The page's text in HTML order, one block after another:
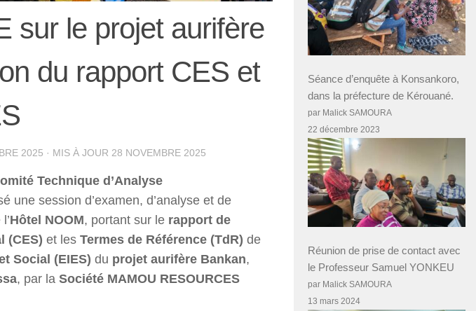
sur le projet aurifère
du rapport CES et
2025 · MIS À JOUR 28 NOVEMBRE 2025
Technique d’Analyse
une session d’examen, d’analyse et de
Hôtel NOOM, portant sur le rapport de
(CES) et les Termes de Référence (TdR) de
Social (EIES) du projet aurifère Bankan,
, par la Société MAMOU RESOURCES
Séance d’enquête à Konsankoro,
dans la préfecture de Kérouané.
par Malick SAMOURA
22 décembre 2023
Réunion de prise de contact avec
le Professeur Samuel YONKEU
par Malick SAMOURA
13 mars 2024